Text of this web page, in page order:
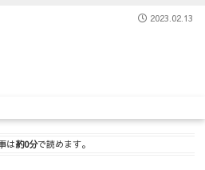
2023.02.13
は約0分で読めます。